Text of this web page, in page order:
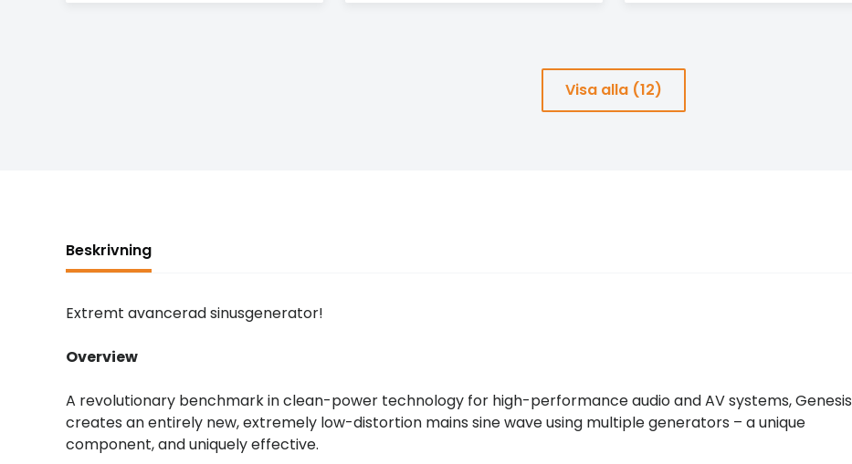
Visa alla (12)
Beskrivning
Extremt avancerad sinusgenerator!
Overview
A revolutionary benchmark in clean-power technology for high-performance audio and AV systems, Genesis
creates an entirely new, extremely low-distortion mains sine wave using multiple generators – a unique
component, and uniquely effective.